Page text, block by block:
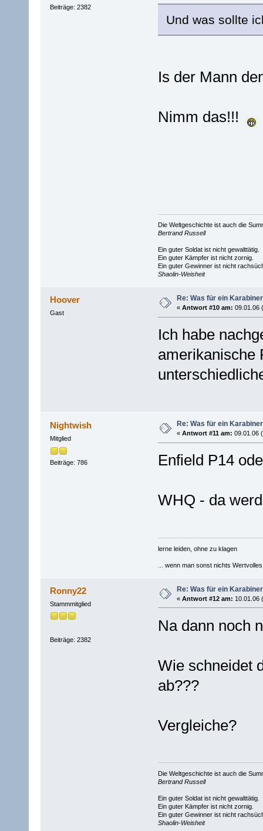
Beiträge: 2382
Und was sollte
Is der Mann
Nimm das!!!
Die Weltgeschichte ist auch die
Bertrand Russell
Ein guter Soldat ist nicht gewalttätig.
Ein guter Kämpfer ist nicht zornig.
Ein guter Gewinner ist nicht
Shaolin-Weisheit
Hoover
Gast
Re: Was für ein
« Antwort #10 am: 09.01.06
Ich habe
amerikanische
Nightwish
Mitglied
Beiträge: 786
Re: Was für ein
« Antwort #11 am: 09.01.06
Enfield P14
WHQ - da
lerne leiden, ohne zu klagen
... wenn man sonst nichts
Ronny22
Stammmitglied
Beiträge: 2382
Re: Was für ein
« Antwort #12 am: 10.01.06
Na dann noch
Wie schneidet
ab???
Vergleiche?
Die Weltgeschichte ist auch die
Bertrand Russell
Ein guter Soldat ist nicht gewalttätig.
Ein guter Kämpfer ist nicht zornig.
Ein guter Gewinner ist nicht
Shaolin-Weisheit